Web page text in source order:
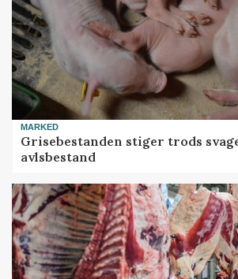
MARKED
Grisebestanden stiger trods
avlsbestand